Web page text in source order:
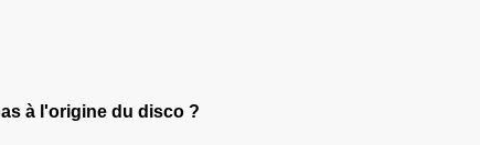
à l'origine du disco ?